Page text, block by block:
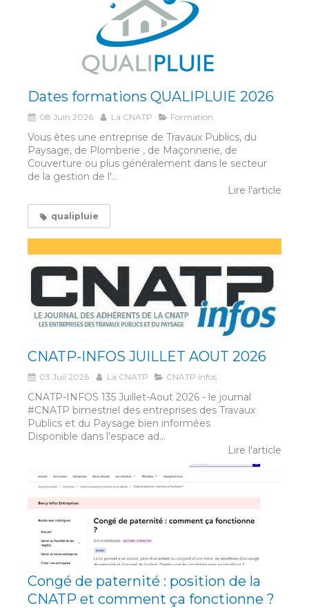
Dates formations QUALIPLUIE 2026
08 Juin 2026 La CNATP Formation
Vous êtes une entreprise de Travaux Publics, du
Paysage, de Plomberie , de Maçonnerie, de
Couverture ou plus généralement dans le secteur
de la gestion de l'...
Lire l'article
qualipluie
CNATP-INFOS JUILLET AOUT 2026
03 Juil 2026 La CNATP CNATP infos
CNATP-INFOS 135 Juillet-Aout 2026 - le journal
#CNATP bimestriel des entreprises des Travaux
Publics et du Paysage bien informées
Disponible dans l'espace ad...
Lire l'article
Congé de paternité : position de la
CNATP et comment ça fonctionne ?